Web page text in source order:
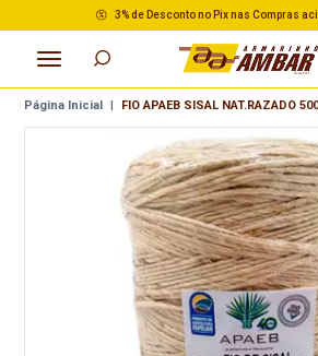
3% de Desconto no Pix nas Compras
Página Inicial | FIO APAEB SISAL NAT.RAZADO